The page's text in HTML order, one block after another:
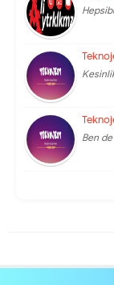
Ben